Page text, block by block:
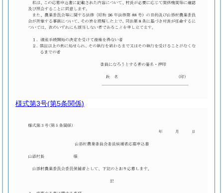
様式第3号(第5条関係)